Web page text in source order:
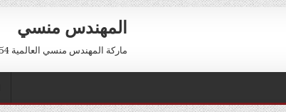
المهندس منسي
ماركة المهندس منسي العالمية 01211116954 – 01211116956 – 01211116958